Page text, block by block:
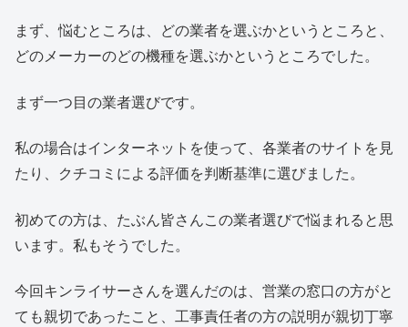
まず、悩むところは、どの業者を選ぶかというところと、
どのメーカーのどの機種を選ぶかというところでした。
まず一つ目の業者選びです。
私の場合はインターネットを使って、各業者のサイトを見
たり、クチコミによる評価を判断基準に選びました。
初めての方は、たぶん皆さんこの業者選びで悩まれると思
います。私もそうでした。
今回キンライサーさんを選んだのは、営業の窓口の方がと
ても親切であったこと、工事責任者の方の説明が親切丁寧